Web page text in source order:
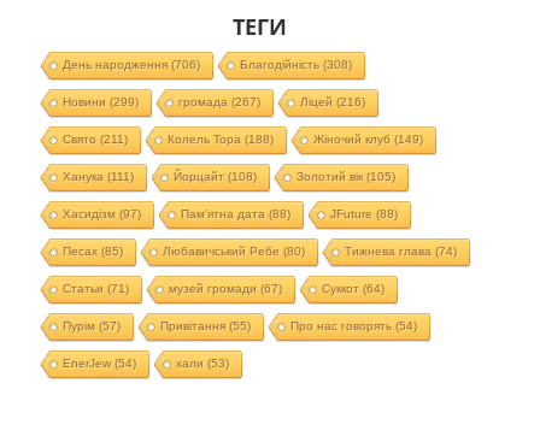
ТЕГИ
День народження(706) Благодійність (308)
Новини (299) громада (267) Ліцей (216)
Свято (211) Колель Тора (188) Жіночий клуб (149)
Ханука (111) Йорцайт (108) Золотий вік(105)
Хасидізм (97) Пам'ятна дата (88) JFuture (88)
Песах(85) Любавичський Ребе (80) Тижнева глава (74)
Статьи (71) музей громади (67) Суккот (64)
Пурім (57) Привітання(55) Про нас говорять (54)
EnerJew(54) хали (53)